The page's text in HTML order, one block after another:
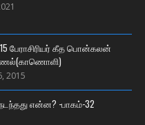
பேராசிரியர் கீத பொன்கலன்
2015
நடந்தது என்ன? -பாகம்-32